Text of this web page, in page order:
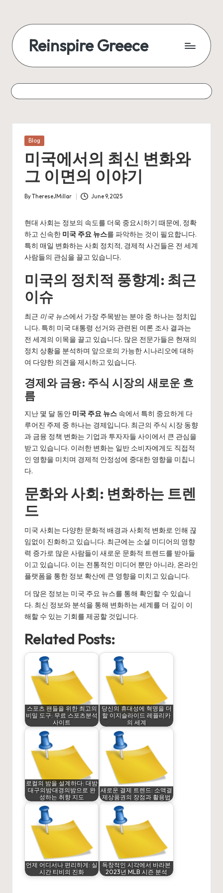
Reinspire Greece
Posted
Blog
미국에서의 최신 변화와
그 이면의 이야기
Posted
ByThereseJMillar June 9, 2025
현대 사회는 정보의 속도를 더욱 중요시하기 때문에, 정확
하고 신속한 미국 주요 뉴스를 파악하는 것이 필요합니다.
특히 매일 변화하는 사회 정치적, 경제적 사건들은 전 세계
사람들의 관심을 끌고 있습니다.
미국의 정치적 풍향계: 최근
이슈
최근 미국 뉴스에서 가장 주목받는 분야 중 하나는 정치입
니다. 특히 미국 대통령 선거와 관련된 여론 조사 결과는
전 세계의 이목을 끌고 있습니다. 많은 전문가들은 현재의
정치 상황을 분석하며 앞으로의 가능한 시나리오에 대하
여 다양한 의견을 제시하고 있습니다.
경제와 금융: 주식 시장의 새로운 흐
름
지난 몇 달 동안 미국 주요 뉴스 속에서 특히 중요하게 다
루어진 주제 중 하나는 경제입니다. 최근의 주식 시장 동향
과 금융 정책 변화는 기업과 투자자들 사이에서 큰 관심을
받고 있습니다. 이러한 변화는 일반 소비자에게도 직접적
인 영향을 미치며 경제적 안정성에 중대한 영향을 미칩니
다.
문화와 사회: 변화하는 트렌
드
미국 사회는 다양한 문화적 배경과 사회적 변화로 인해 끊
임없이 진화하고 있습니다. 최근에는 소셜 미디어의 영향
력 증가로 많은 사람들이 새로운 문화적 트렌드를 받아들
이고 있습니다. 이는 전통적인 미디어 뿐만 아니라, 온라인
플랫폼을 통한 정보 확산에 큰 영향을 미치고 있습니다.
더 많은 정보는 미국 주요 뉴스를 통해 확인할 수 있습니
다. 최신 정보와 분석을 통해 변화하는 세계를 더 깊이 이
해할 수 있는 기회를 제공할 것입니다.
Related Posts:
스포츠 팬들을 위한 최고의
비밀 도구: 무료 스포츠분석
사이트
당신의 휴대성에 혁명을 더
할 이지슬라이드 레플리카
의 세계
로컬의 밤을 설계하다: 대밤·
대구의밤·대경의밤으로 완
성하는 취향 지도
새로운 결제 트렌드: 소액결
제상품권의 장점과 활용법
언제 어디서나 편리하게: 실
시간 티비의 진화
독창적인 시각에서 바라본
2023년 MLB 시즌 분석